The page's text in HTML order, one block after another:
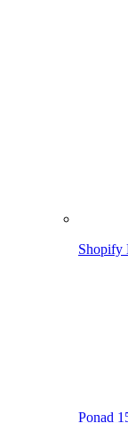
Shopify
Ponad